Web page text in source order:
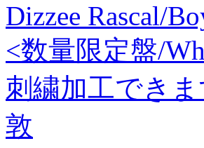
Dizzee Rascal/
<数量限定盤/
刺繍加工できま
敦